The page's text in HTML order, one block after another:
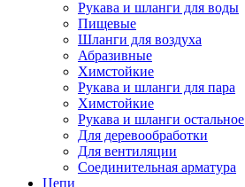
Рукава и шланги для воды
Пищевые
Шланги для воздуха
Абразивные
Химстойкие
Рукава и шланги для пара
Химстойкие
Рукава и шланги остальное
Для деревообработки
Для вентиляции
Соединительная арматура
Цепи